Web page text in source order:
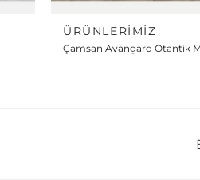
ÜRÜNLERIMIZ
Çamsan Avangard Otantik